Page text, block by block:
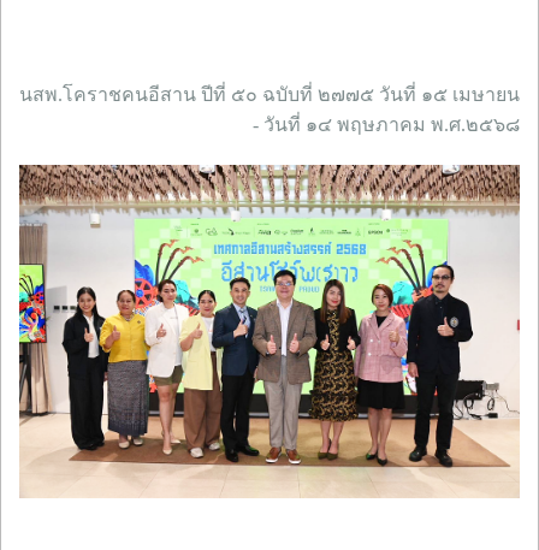
นสพ.โคราชคนอีสาน ปีที่ ๕๐ ฉบับที่ ๒๗๗๕ วันที่ ๑๕ เมษายน
- วันที่ ๑๔ พฤษภาคม พ.ศ.๒๕๖๘